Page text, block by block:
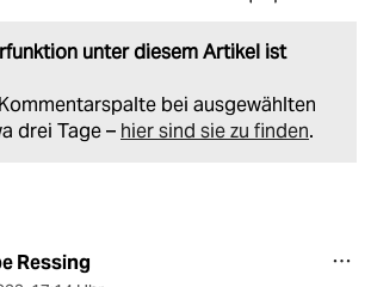
unter diesem Artikel ist
bei ausgewählten
drei Tage – hier sind sie zu finden.
Ressing